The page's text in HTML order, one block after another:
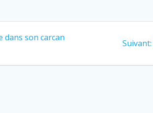
dans son carcan
Suivant: